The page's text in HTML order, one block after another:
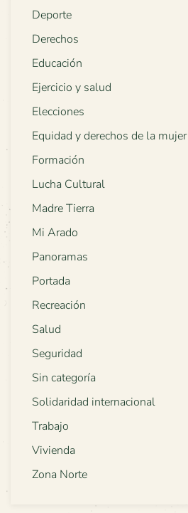
Deporte
Derechos
Educación
Ejercicio y salud
Elecciones
Equidad y derechos de la mujer
Formación
Lucha Cultural
Madre Tierra
Mi Arado
Panoramas
Portada
Recreación
Salud
Seguridad
Sin categoría
Solidaridad internacional
Trabajo
Vivienda
Zona Norte